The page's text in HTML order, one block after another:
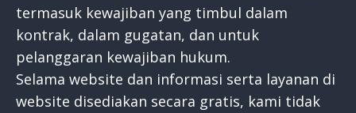
termasuk kewajiban yang timbul dalam
kontrak, dalam gugatan, dan untuk
pelanggaran kewajiban hukum.
Selama website dan informasi serta layanan di
website disediakan secara gratis, kami tidak